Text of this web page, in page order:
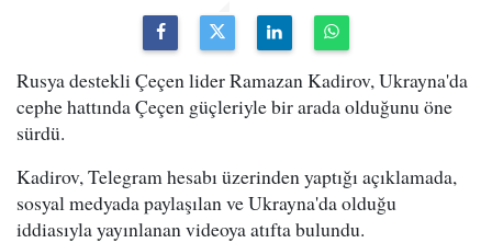
Rusya destekli Çeçen lider Ramazan Kadirov, Ukrayna'da
cephe hattında Çeçen güçleriyle bir arada olduğunu öne
sürdü.
Kadirov, Telegram hesabı üzerinden yaptığı açıklamada,
sosyal medyada paylaşılan ve Ukrayna'da olduğu
iddiasıyla yayınlanan videoya atıfta bulundu.